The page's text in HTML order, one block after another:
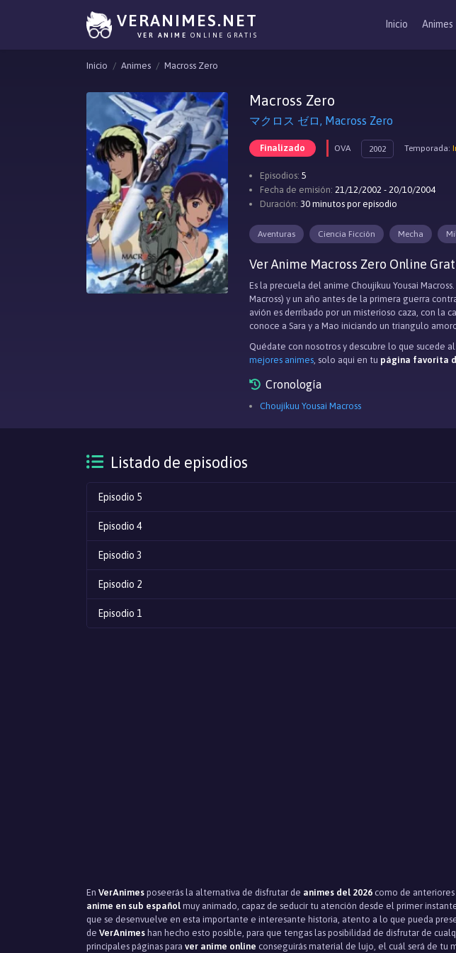
VERANIMES.NET
VER ANIME ONLINE GRATIS
Inicio Animes
Inicio Animes Macross Zero
Macross Zero
マクロス ゼロ, Macross Zero
Finalizado OVA 2002 Temporada:
Episodios: 5
Fecha de emisión: 21/12/2002 - 20/10/2004
Duración: 30 minutos por episodio
Aventuras Ciencia Ficción Mecha
Ver Anime Macross Zero Online
Es la precuela del anime Choujikuu Yousai
Macross) y un año antes de la primera guerra
avión es derribado por un misterioso caza, con la
conoce a Sara y a Mao iniciando un triangulo
Quédate con nosotros y descubre lo que sucede al
mejores animes, solo aqui en tu página favorita
Cronología
Choujikuu Yousai Macross
Listado de episodios
Episodio 5
Episodio 4
Episodio 3
Episodio 2
Episodio 1
En VerAnimes poseerás la alternativa de disfrutar de animes del 2026 como de anteriores
anime en sub español muy animado, capaz de seducir tu atención desde el primer
que se desenvuelve en esta importante e interesante historia, atento a lo que pueda
de VerAnimes han hecho esto posible, para que tengas las posibilidad de disfrutar de
principales páginas para ver anime online conseguirás material de lujo, el cuál será de tu